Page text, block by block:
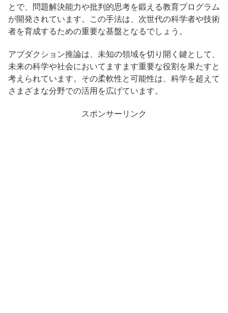
とで、問題解決能力や批判的思考を鍛える教育プログラム
が開発されています。この手法は、次世代の科学者や技術
者を育成するための重要な基盤となるでしょう。
アブダクション推論は、未知の領域を切り開く鍵として、
未来の科学や社会においてますます重要な役割を果たすと
考えられています。その柔軟性と可能性は、科学を超えて
さまざまな分野での活用を広げています。
スポンサーリンク